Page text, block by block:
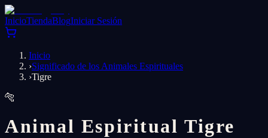
InicioTiendaBlogIniciar Sesión
Inicio
›Significado de los Animales Espirituales
›Tigre
🐅
Animal Espiritual Tigre